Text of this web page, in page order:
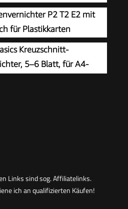
P2 T2 E2 mit
für Plastikkarten
Kreuzschnitt-
5–6 Blatt, für A4-
Links sind sog. Affiliatelinks.
ich an qualifizierten Käufen!